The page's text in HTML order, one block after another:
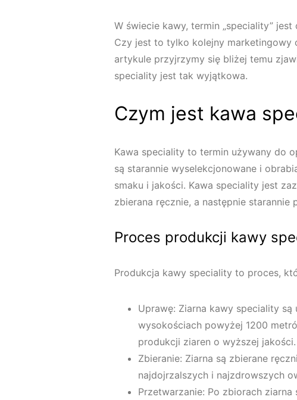
W świecie kawy, termin „speciality”
Czy jest to tylko kolejny marketingowy
artykule przyjrzymy się bliżej temu
speciality jest tak wyjątkowa.
Czym jest kawa
Kawa speciality to termin używany do
są starannie wyselekcjonowane i
smaku i jakości. Kawa speciality jest
zbierana ręcznie, a następnie starannie
Proces produkcji kawy
Produkcja kawy speciality to proces,
Uprawę: Ziarna kawy speciality
wysokościach powyżej 1200
produkcji ziaren o wyższej jakości.
Zbieranie: Ziarna są zbierane
najdojrzalszych i najzdrowszych
Przetwarzanie: Po zbiorach